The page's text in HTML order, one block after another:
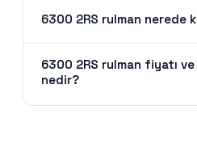
6300 2RS rulman nerede
6300 2RS rulman fiyatı
nedir?